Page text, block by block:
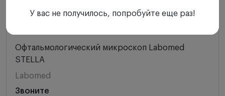
Офтальмологический микроскоп Labomed
STELLA
Labomed
Звоните
У вас не получилось, попробуйте еще раз!